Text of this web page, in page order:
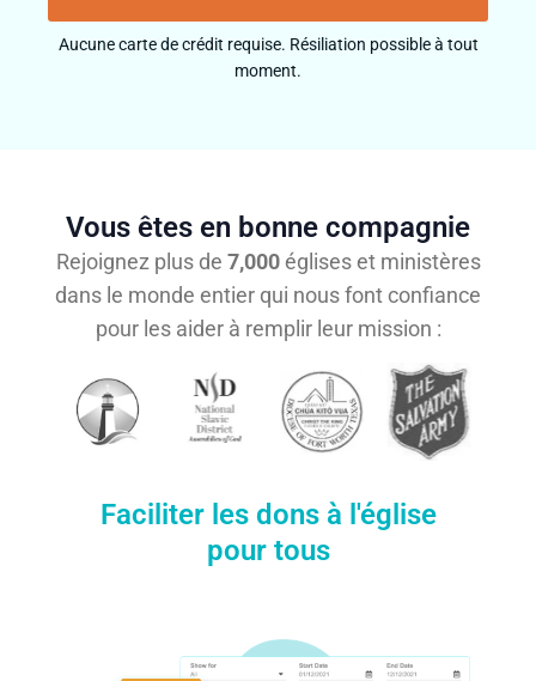
Aucune carte de crédit requise. Résiliation possible à tout
moment.
Vous êtes en bonne compagnie
Rejoignez plus de 7,000églises et ministères
dans le monde entier qui nous font confiance
pour les aider à remplir leur mission :
Faciliter les dons à l'église
pour tous